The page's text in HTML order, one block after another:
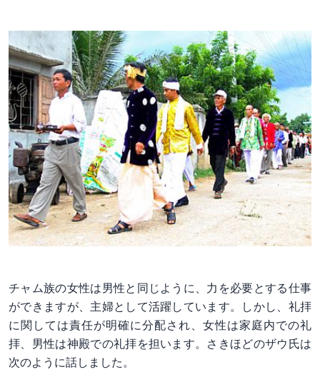
チャム族の女性は男性と同じように、力を必要とする仕事
ができますが、主婦として活躍しています。しかし、礼拝
に関しては責任が明確に分配され、女性は家庭内での礼
拝、男性は神殿での礼拝を担います。さきほどのザウ氏は
次のように話しました。